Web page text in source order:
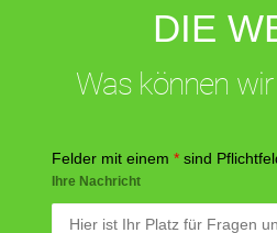
DIE
Was können
Felder mit einem * sind
Ihre Nachricht